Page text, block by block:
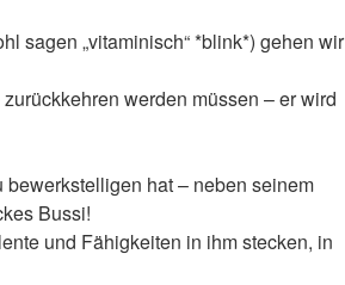
sagen „vitaminisch“ *blink*) gehen wir
werden müssen – er wird
bewerkstelligen hat – neben seinem
Bussi!
und Fähigkeiten in ihm stecken, in